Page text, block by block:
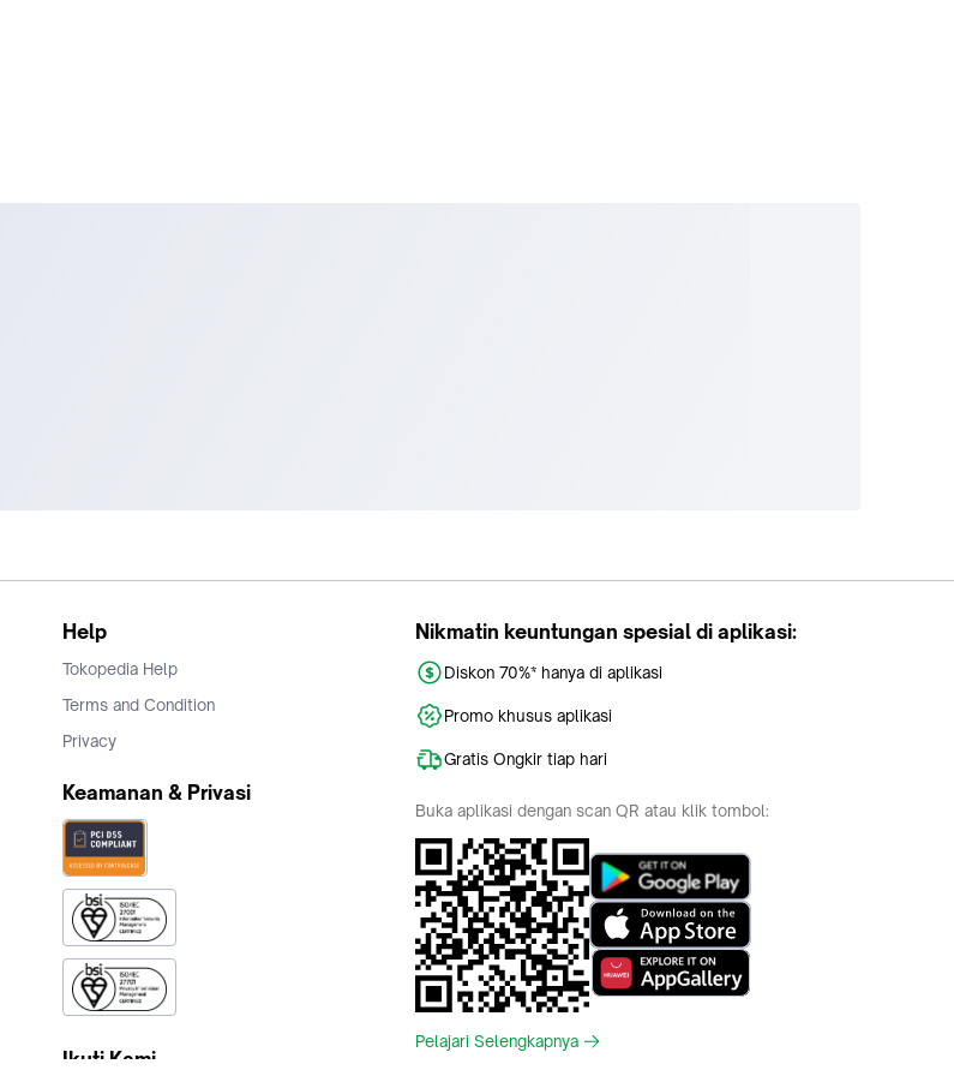
Help
Tokopedia Help
Terms and Condition
Privacy
Keamanan & Privasi
Ikuti Kami
Nikmatin keuntungan spesial di aplikasi:
Diskon 70%* hanya di aplikasi
Promo khusus aplikasi
Gratis Ongkir tiap hari
Buka aplikasi dengan scan QR atau klik tombol:
Pelajari Selengkapnya